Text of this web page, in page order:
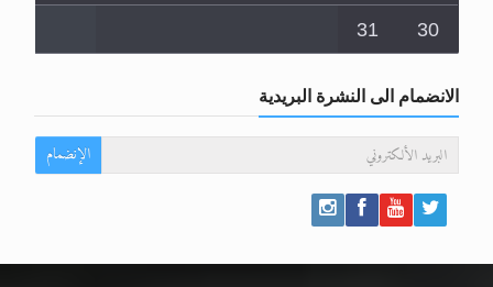
30
31
الانضمام الى النشرة البريدية
الإنضمام